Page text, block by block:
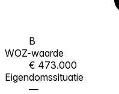
B
WOZ-waarde
€ 473.000
Eigendomssituatie
—